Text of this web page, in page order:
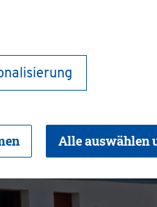
Alle auswählen